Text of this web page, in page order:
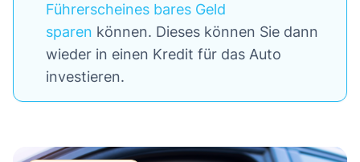
Führerscheines bares Geld
sparen können. Dieses können Sie dann
wieder in einen Kredit für das Auto
investieren.